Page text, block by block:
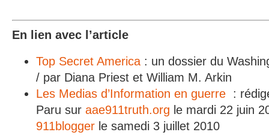
En lien avec l’article
Top Secret America : un dossier du
/ par Diana Priest et William M. Arkin
Les Medias d’Information en guerre :
Paru sur aae911truth.org le mardi 22 juin
911blogger le samedi 3 juillet 2010